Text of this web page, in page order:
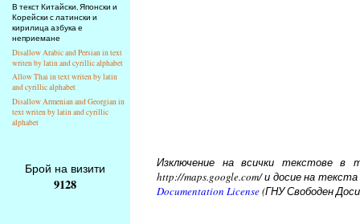
В текст Китайски, Японски и
Корейски с латински и
кирилица азбука е
неприемане
Disallow Arabic and Persian in text
writen by latin and cyrillic alphabet
Allow Thai in text writen by latin
and cyrillic alphabet
Disallow Armenian and Georgian in
text writen by latin and cyrillic
alphabet
Брой на визити
9128
Изключение на всички текстове в
http://maps.google.com/ и досие на
Documentation License(ГНУ Свободен